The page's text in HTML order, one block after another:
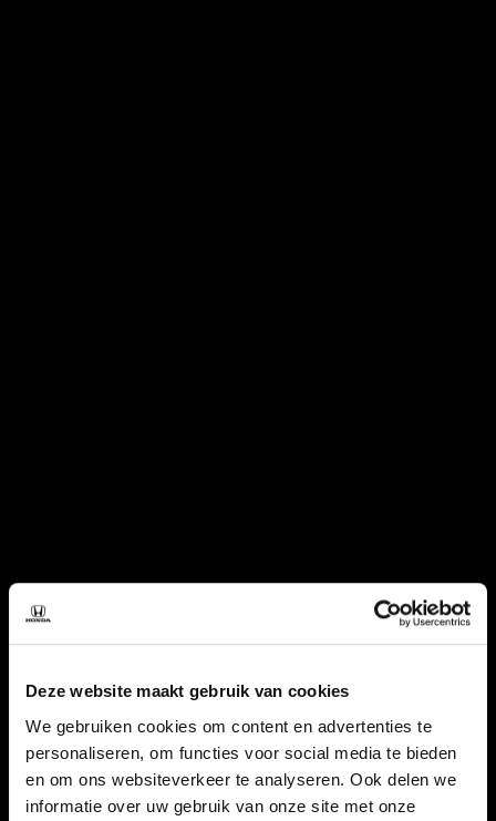
Deze website maakt gebruik van cookies
We gebruiken cookies om content en advertenties te
personaliseren, om functies voor social media te bieden
en om ons websiteverkeer te analyseren. Ook delen we
informatie over uw gebruik van onze site met onze